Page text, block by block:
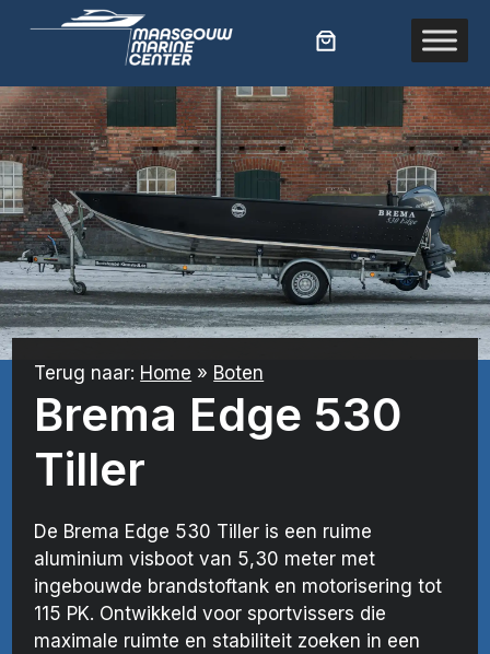
inhoud
Terug naar: Home » Boten
Brema Edge 530
Tiller
De Brema Edge 530 Tiller is een ruime
aluminium visboot van 5,30 meter met
ingebouwde brandstoftank en motorisering tot
115 PK. Ontwikkeld voor sportvissers die
maximale ruimte en stabiliteit zoeken in een